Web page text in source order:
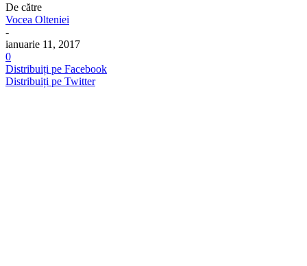
De către
Vocea Olteniei
-
ianuarie 11, 2017
0
Distribuiți pe Facebook
Distribuiți pe Twitter